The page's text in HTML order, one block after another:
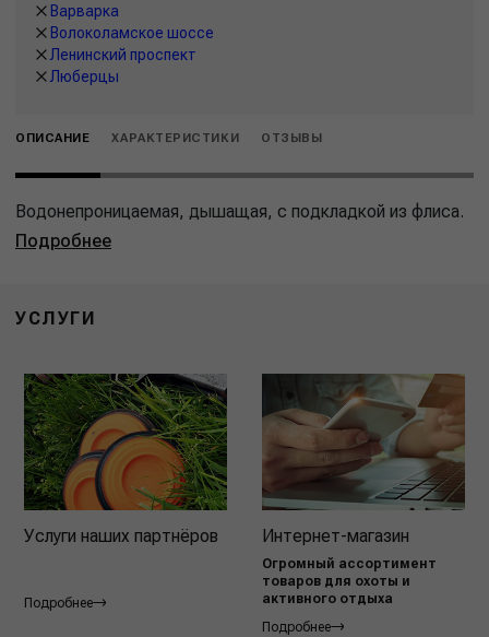
Варварка
Волоколамское шоссе
Ленинский проспект
Люберцы
ОПИСАНИЕ ХАРАКТЕРИСТИКИ ОТЗЫВЫ
Водонепроницаемая, дышащая, с подкладкой из флиса.
Подробнее
УСЛУГИ
Услуги наших партнёров
Подробнее
Интернет-магазин
Огромный ассортимент
товаров для охоты и
активного отдыха
Подробнее